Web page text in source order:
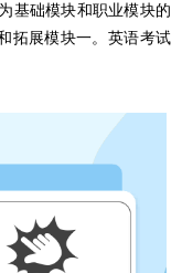
基础模块和职业模块的
拓展模块一。英语考试